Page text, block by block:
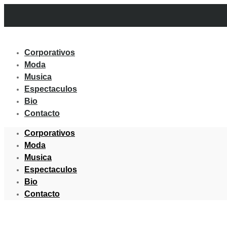
Corporativos
Moda
Musica
Espectaculos
Bio
Contacto
Corporativos
Moda
Musica
Espectaculos
Bio
Contacto